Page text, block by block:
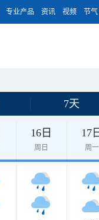
专业产品 资讯 视频 节气
7天
16日
周日
17
周一